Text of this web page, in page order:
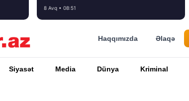
8 Avq • 08:51
Haqqımızda Əlaqə
Siyasət Media Dünya Kriminal